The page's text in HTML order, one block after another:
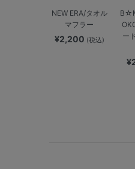
NEW ERA/タオル
マフラー
¥2,200 (税込)
ー